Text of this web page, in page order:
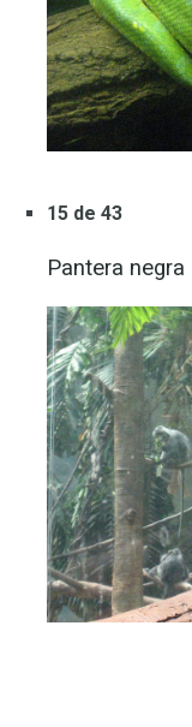
15 de 43
Pantera negra